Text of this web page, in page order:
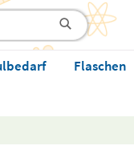
Flaschen